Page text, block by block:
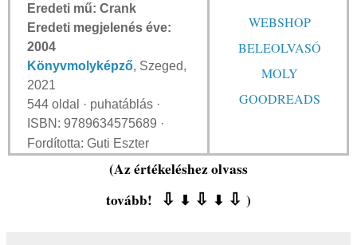
Eredeti mű: Crank
Eredeti megjelenés éve:
2004
Könyvmolyképző, Szeged,
2021
544 oldal · puhatáblás ·
ISBN: 9789634575689 ·
Fordította: Guti Eszter
WEBSHOP
BELEOLVASÓ
MOLY
GOODREADS
(Az értékeléshez olvass
tovább!
⇩ ⬇ ⇩ ⬇ ⇩ )